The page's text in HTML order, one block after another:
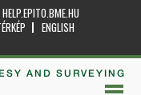
HELP.EPITO.BME.HU
ENGLISH
AND SURVEYING